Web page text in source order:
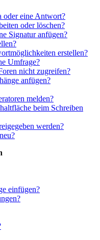
oder eine Antwort?
oder löschen?
Signatur anfügen?
erstellen?
Umfrage?
nicht zugreifen?
anfügen?
melden?
beim Schreiben
werden?
einfügen?